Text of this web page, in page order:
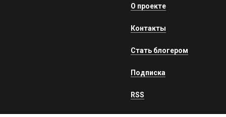
О проекте
Контакты
Стать блогером
Подписка
RSS